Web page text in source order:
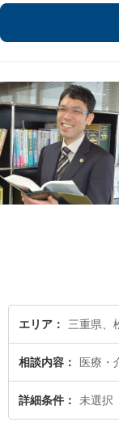
エリア 三重県、
相談内容 医療・
詳細条件 未選択